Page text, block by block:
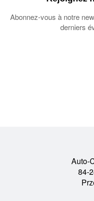
Abonnez-vous à notre
derniers
Auto-
84-